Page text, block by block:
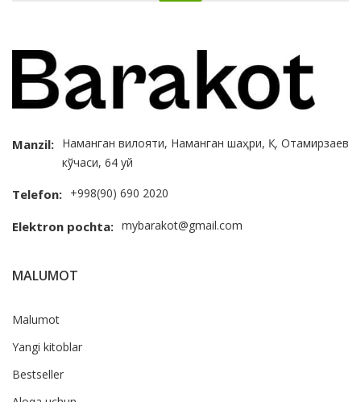
Manzil: Наманган вилояти, Наманган шаҳри, Қ. Отамирзаев
кўчаси, 64 уй
Telefon: +998(90) 690 2020
Elektron pochta: mybarakot@gmail.com
MALUMOT
Malumot
Yangi kitoblar
Bestseller